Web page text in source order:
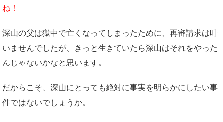
ね！
深山の父は獄中で亡くなってしまったために、再審請求は叶
いませんでしたが、きっと生きていたら深山はそれをやった
んじゃないかなと思います。
だからこそ、深山にとっても絶対に事実を明らかにしたい事
件ではないでしょうか。